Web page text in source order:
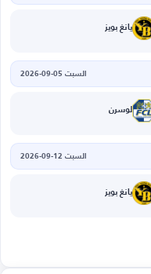
يانغ بويز
السبت 05-09-2026
لوسرن
السبت 12-09-2026
يانغ بويز